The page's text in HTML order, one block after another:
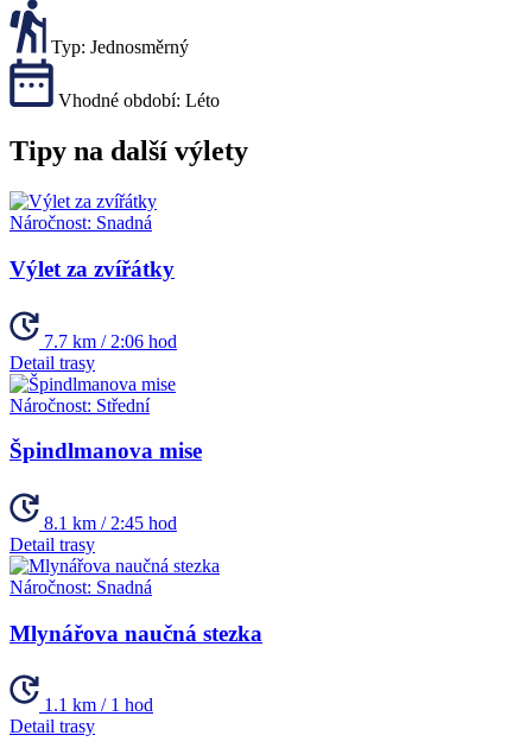
Typ: Jednosměrný
Vhodné období: Léto
Tipy na další výlety
Náročnost: Snadná
Výlet za zvířátky
7.7 km / 2:06 hod
Detail trasy
Náročnost: Střední
Špindlmanova mise
8.1 km / 2:45 hod
Detail trasy
Náročnost: Snadná
Mlynářova naučná stezka
1.1 km / 1 hod
Detail trasy